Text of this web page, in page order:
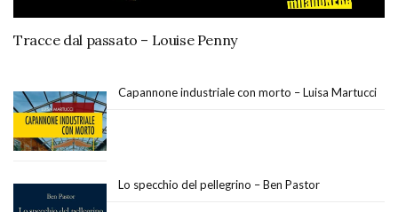
Tracce dal passato – Louise Penny
Capannone industriale con morto – Luisa Martucci
Lo specchio del pellegrino – Ben Pastor